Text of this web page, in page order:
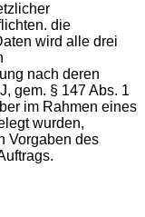
die
wird alle drei
nach deren
gem. § 147 Abs. 1
im Rahmen eines
wurden,
Vorgaben des